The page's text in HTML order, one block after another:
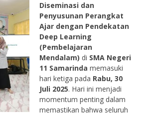
Diseminasi dan
Penyusunan Perangkat
Ajar dengan Pendekatan
Deep Learning
(Pembelajaran
Mendalam) di SMA Negeri
11 Samarinda memasuki
hari ketiga pada Rabu, 30
Juli 2025. Hari ini menjadi
momentum penting dalam
memastikan bahwa seluruh